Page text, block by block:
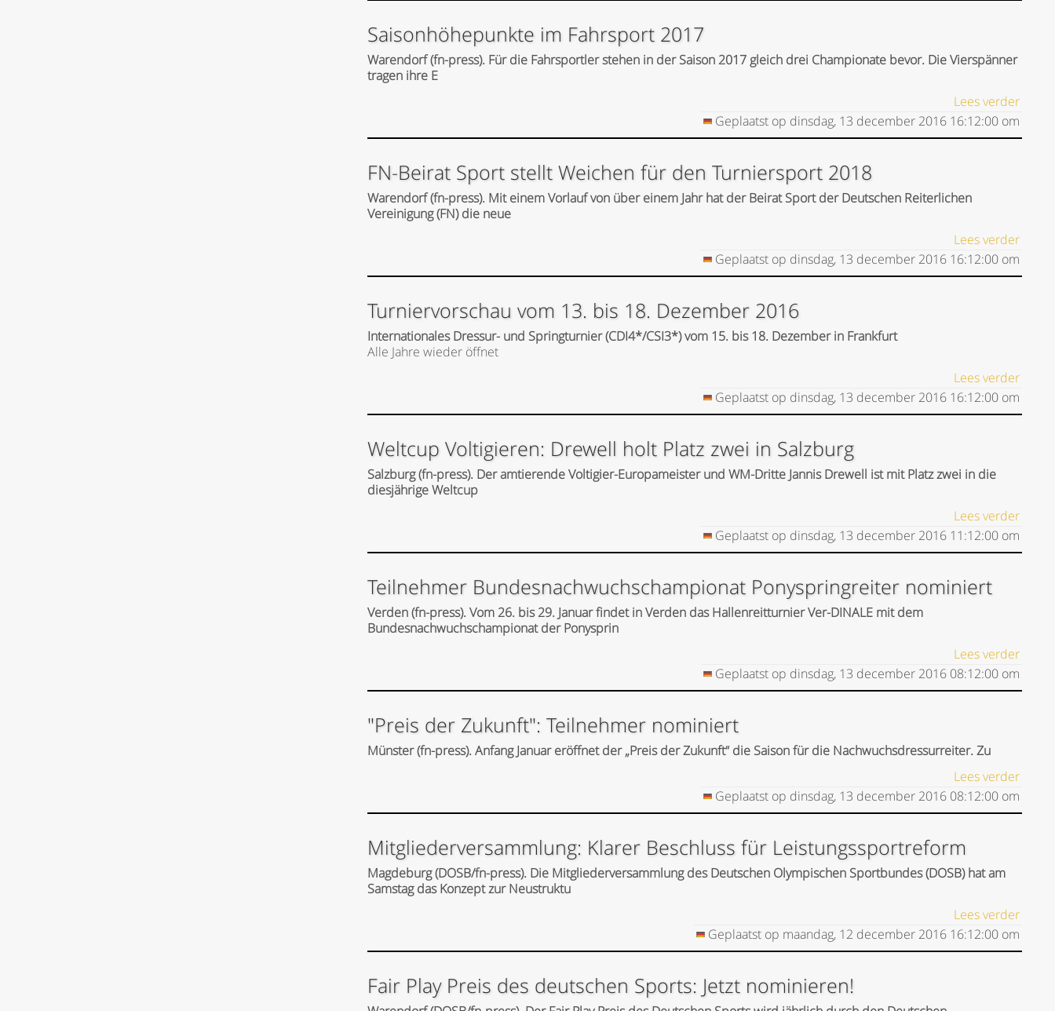
Saisonhöhepunkte im Fahrsport 2017
Warendorf (fn-press). Für die Fahrsportler stehen in der Saison 2017 gleich drei Championate bevor. Die Vierspänner
tragen ihre E
Lees verder
Geplaatst op dinsdag, 13 december 2016 16:12:00 om
FN-Beirat Sport stellt Weichen für den Turniersport 2018
Warendorf (fn-press). Mit einem Vorlauf von über einem Jahr hat der Beirat Sport der Deutschen Reiterlichen
Vereinigung (FN) die neue
Lees verder
Geplaatst op dinsdag, 13 december 2016 16:12:00 om
Turniervorschau vom 13. bis 18. Dezember 2016
Internationales Dressur- und Springturnier (CDI4*/CSI3*) vom 15. bis 18. Dezember in Frankfurt
Alle Jahre wieder öffnet
Lees verder
Geplaatst op dinsdag, 13 december 2016 16:12:00 om
Weltcup Voltigieren: Drewell holt Platz zwei in Salzburg
Salzburg (fn-press). Der amtierende Voltigier-Europameister und WM-Dritte Jannis Drewell ist mit Platz zwei in die
diesjährige Weltcup
Lees verder
Geplaatst op dinsdag, 13 december 2016 11:12:00 om
Teilnehmer Bundesnachwuchschampionat Ponyspringreiter nominiert
Verden (fn-press). Vom 26. bis 29. Januar findet in Verden das Hallenreitturnier Ver-DINALE mit dem
Bundesnachwuchschampionat der Ponysprin
Lees verder
Geplaatst op dinsdag, 13 december 2016 08:12:00 om
"Preis der Zukunft": Teilnehmer nominiert
Münster (fn-press). Anfang Januar eröffnet der „Preis der Zukunft“ die Saison für die Nachwuchsdressurreiter. Zu
Lees verder
Geplaatst op dinsdag, 13 december 2016 08:12:00 om
Mitgliederversammlung: Klarer Beschluss für Leistungssportreform
Magdeburg (DOSB/fn-press). Die Mitgliederversammlung des Deutschen Olympischen Sportbundes (DOSB) hat am
Samstag das Konzept zur Neustruktu
Lees verder
Geplaatst op maandag, 12 december 2016 16:12:00 om
Fair Play Preis des deutschen Sports: Jetzt nominieren!